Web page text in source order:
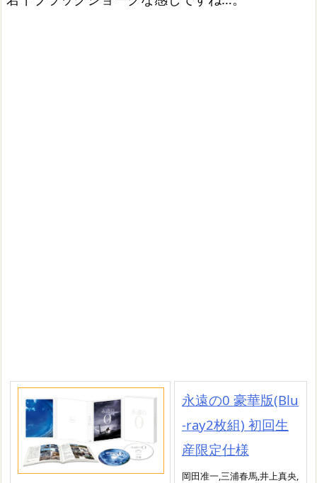
永遠の0 豪華版(Blu
-ray2枚組) 初回生
産限定仕様
岡田准一,三浦春馬,井上真央,